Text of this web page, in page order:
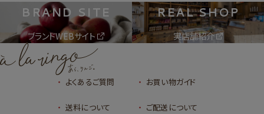
BRAND SITE
ブランドWEBサイト
REAL SHOP
実店舗紹介
よくあるご質問 お買い物ガイド
送料について ご配送について